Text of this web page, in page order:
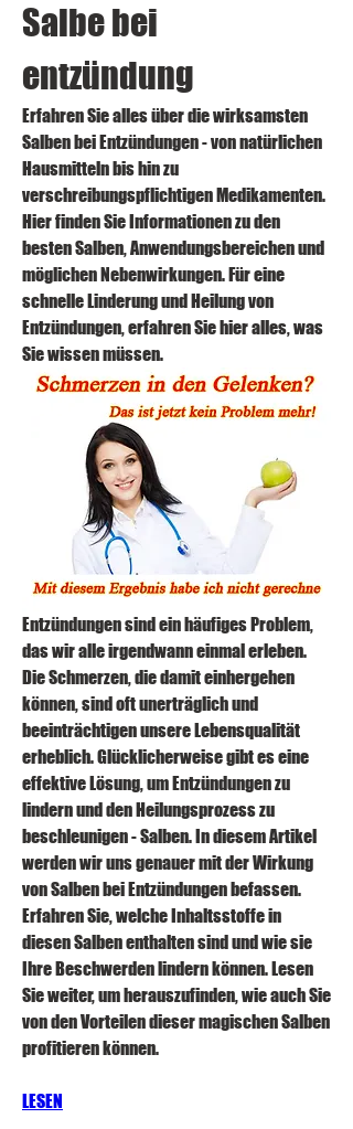
Salbe bei
entzündung
Erfahren Sie alles über die wirksamsten
Salben bei Entzündungen - von natürlichen
Hausmitteln bis hin zu
verschreibungspflichtigen Medikamenten.
Hier finden Sie Informationen zu den
besten Salben, Anwendungsbereichen und
möglichen Nebenwirkungen. Für eine
schnelle Linderung und Heilung von
Entzündungen, erfahren Sie hier alles, was
Sie wissen müssen.
Entzündungen sind ein häufiges Problem,
das wir alle irgendwann einmal erleben.
Die Schmerzen, die damit einhergehen
können, sind oft unerträglich und
beeinträchtigen unsere Lebensqualität
erheblich. Glücklicherweise gibt es eine
effektive Lösung, um Entzündungen zu
lindern und den Heilungsprozess zu
beschleunigen - Salben. In diesem Artikel
werden wir uns genauer mit der Wirkung
von Salben bei Entzündungen befassen.
Erfahren Sie, welche Inhaltsstoffe in
diesen Salben enthalten sind und wie sie
Ihre Beschwerden lindern können. Lesen
Sie weiter, um herauszufinden, wie auch Sie
von den Vorteilen dieser magischen Salben
profitieren können.
LESEN